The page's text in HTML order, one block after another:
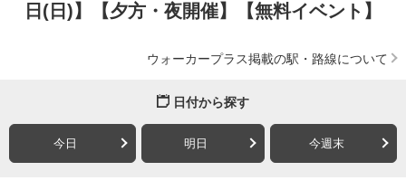
日(日)】【夕方・夜開催】【無料イベント】
ウォーカープラス掲載の駅・路線について
日付から探す
今日 明日 今週末